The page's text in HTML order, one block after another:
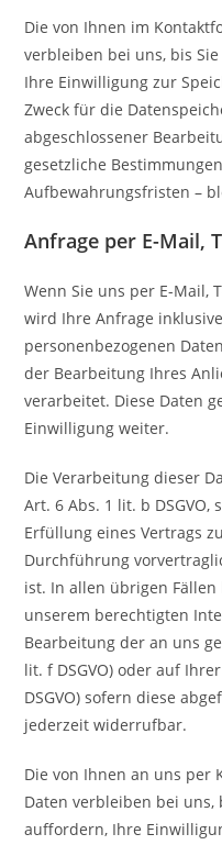
Die von Ihnen im
verbleiben bei uns, bis
Ihre Einwilligung zur
Zweck für die
abgeschlossener
gesetzliche
Aufbewahrungsfristen –
Anfrage per E-Mail,
Wenn Sie uns per E-Mail,
wird Ihre Anfrage
personenbezogenen
der Bearbeitung Ihres
verarbeitet. Diese Daten
Einwilligung weiter.
Die Verarbeitung dieser
Art. 6 Abs. 1 lit. b
Erfüllung eines Vertrags
Durchführung
ist. In allen übrigen
unserem berechtigten
Bearbeitung der an uns
lit. f DSGVO) oder auf
DSGVO) sofern diese
jederzeit widerrufbar.
Die von Ihnen an uns per
Daten verbleiben bei uns,
auffordern, Ihre